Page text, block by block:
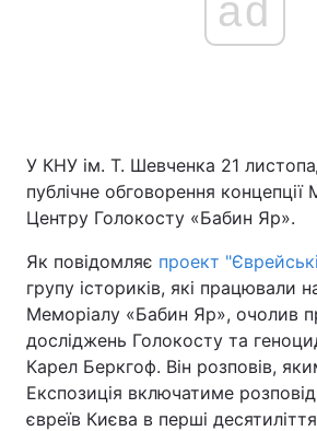
Головна Війна
Україна
Економіка Світ
Спорт Наука
ad
У КНУ ім. Т. Шевченка 21
публічне обговорення концепції
Центру Голокосту «Бабин Яр».
Як повідомляє проект
групу істориків, які працювали
Меморіалу «Бабин Яр», очолив
досліджень Голокосту та
Карел Беркгоф. Він розповів,
Експозиція включатиме
євреїв Києва в перші